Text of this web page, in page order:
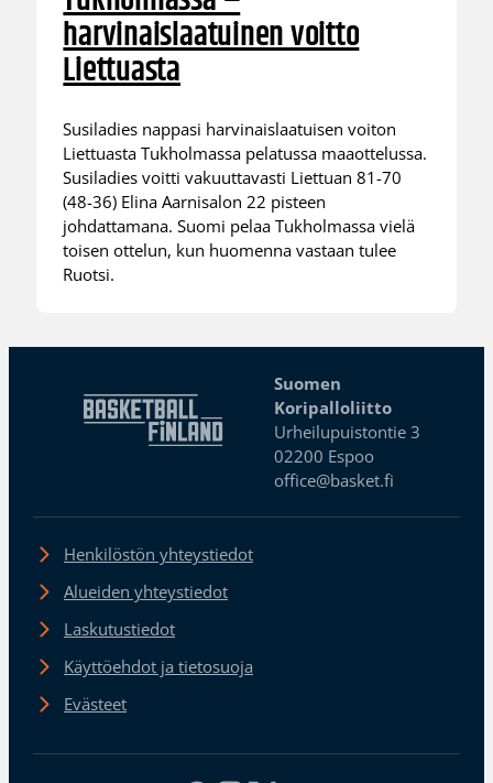
harvinaislaatuinen voitto
Liettuasta
Susiladies nappasi harvinaislaatuisen voiton
Liettuasta Tukholmassa pelatussa maaottelussa.
Susiladies voitti vakuuttavasti Liettuan 81-70
(48-36) Elina Aarnisalon 22 pisteen
johdattamana. Suomi pelaa Tukholmassa vielä
toisen ottelun, kun huomenna vastaan tulee
Ruotsi.
Suomen
Koripalloliitto
Urheilupuistontie 3
02200 Espoo
office@basket.fi
Henkilöstön yhteystiedot
Alueiden yhteystiedot
Laskutustiedot
Käyttöehdot ja tietosuoja
Evästeet